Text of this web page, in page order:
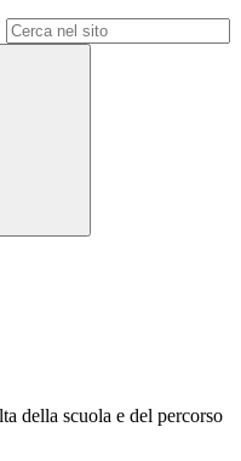
della scuola e del percorso